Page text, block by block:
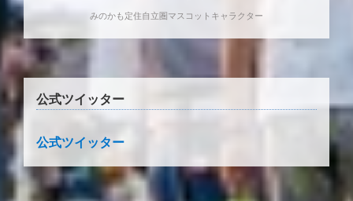
みのかも定住自立圏マスコットキャラクター
公式ツイッター
公式ツイッター